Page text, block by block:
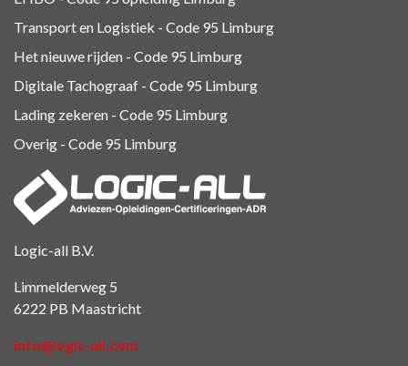
Logic-all B.V.
Limmelderweg 5
6222 PB Maastricht
info@logic-all.com
Transport en Logistiek - Code 95 Limburg
Het nieuwe rijden - Code 95 Limburg
Digitale Tachograaf - Code 95 Limburg
Lading zekeren - Code 95 Limburg
Overig - Code 95 Limburg